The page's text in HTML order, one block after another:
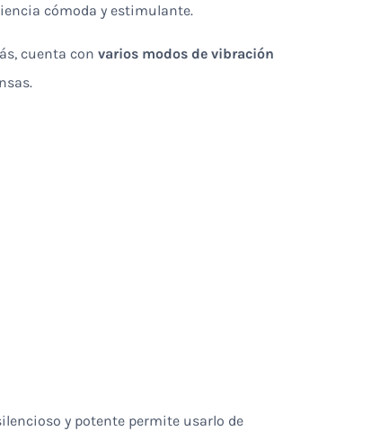
cómoda y estimulante.
cuenta con varios modos de vibración
y potente permite usarlo de